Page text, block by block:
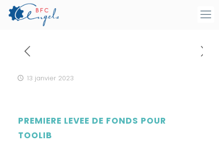
13 janvier 2023
PREMIERE LEVEE DE FONDS POUR
TOOLIB